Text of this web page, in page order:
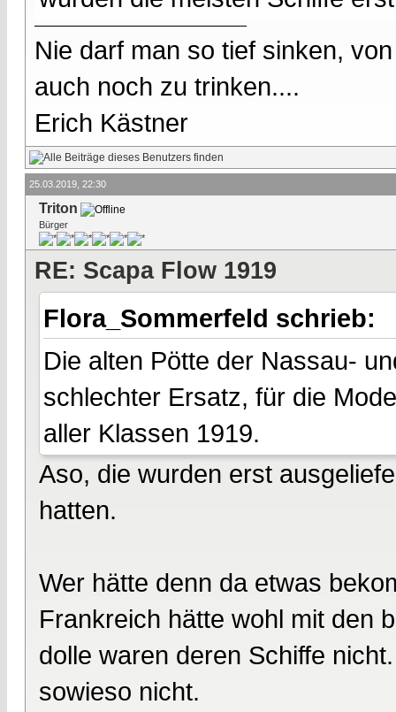
Nie darf man so tief sinken,
auch noch zu trinken....
Erich Kästner
25.03.2019, 22:30
Triton
Bürger
RE: Scapa Flow 1919
Flora_Sommerfeld schrieb:
Die alten Pötte der Nassau-
schlechter Ersatz, für die
aller Klassen 1919.
Aso, die wurden erst
hatten.
Wer hätte denn da etwas
Frankreich hätte wohl mit den
dolle waren deren Schiffe
sowieso nicht.